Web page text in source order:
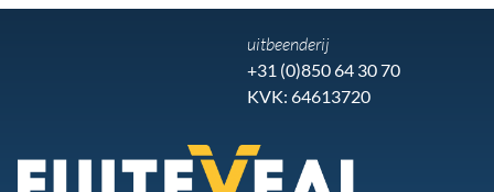
uitbeenderij
+31 (0)850 64 30 70
KVK: 64613720